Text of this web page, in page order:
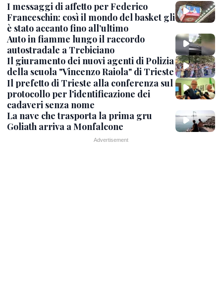
I messaggi di affetto per Federico
Franceschin: così il mondo del basket gli
è stato accanto fino all’ultimo
Auto in fiamme lungo il raccordo
autostradale a Trebiciano
Il giuramento dei nuovi agenti di Polizia
della scuola "Vincenzo Raiola" di Trieste
Il prefetto di Trieste alla conferenza sul
protocollo per l'identificazione dei
cadaveri senza nome
La nave che trasporta la prima gru
Goliath arriva a Monfalcone